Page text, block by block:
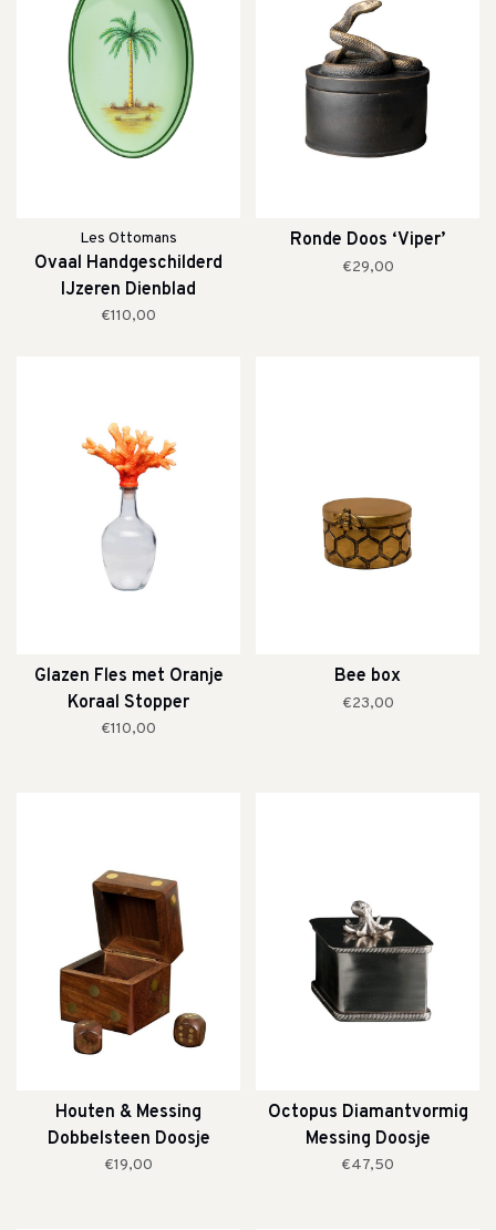
Les Ottomans
Ovaal Handgeschilderd
IJzeren Dienblad
Palmboom
€110,00
Ronde Doos ‘Viper’
€29,00
Glazen Fles met Oranje
Koraal Stopper
€110,00
Bee box
€23,00
Houten & Messing
Dobbelsteen Doosje
Inclusief 5 Dobbelstenen
€19,00
Octopus Diamantvormig
Messing Doosje
€47,50